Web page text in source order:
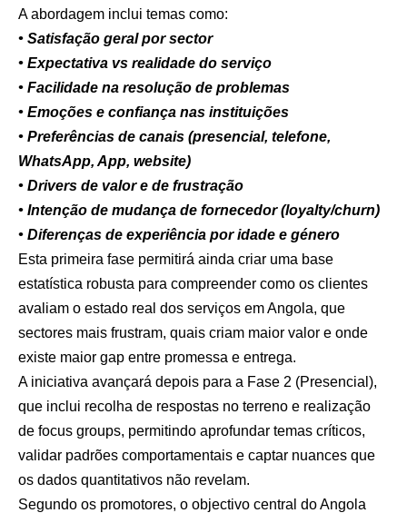
A abordagem inclui temas como:
• Satisfação geral por sector
• Expectativa vs realidade do serviço
• Facilidade na resolução de problemas
• Emoções e confiança nas instituições
• Preferências de canais (presencial, telefone,
WhatsApp, App, website)
• Drivers de valor e de frustração
• Intenção de mudança de fornecedor (loyalty/churn)
• Diferenças de experiência por idade e género
Esta primeira fase permitirá ainda criar uma base
estatística robusta para compreender como os clientes
avaliam o estado real dos serviços em Angola, que
sectores mais frustram, quais criam maior valor e onde
existe maior gap entre promessa e entrega.
A iniciativa avançará depois para a Fase 2 (Presencial),
que inclui recolha de respostas no terreno e realização
de focus groups, permitindo aprofundar temas críticos,
validar padrões comportamentais e captar nuances que
os dados quantitativos não revelam.
Segundo os promotores, o objectivo central do Angola